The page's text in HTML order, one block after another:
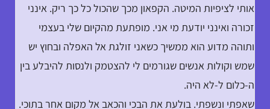
אותי לציפיות המיטה. הקפאון מכך שהכול כל כך ריק. אינני
זכורה ואינני יודעת מי אני. מופתעת מהקיום שלי בעצמי
ותוהה מדוע הוא ממשיך כשאני זולגת אל האפלה ובחוץ יש
שמש וקולות אנשים שגורמים לי להצטמק ולנסות להיבלע בין
ה-כלום ל-לא היה.
שאפתי ונשפתי. בולעת את הבכי והכאב אל מקום אחר בתוכי.